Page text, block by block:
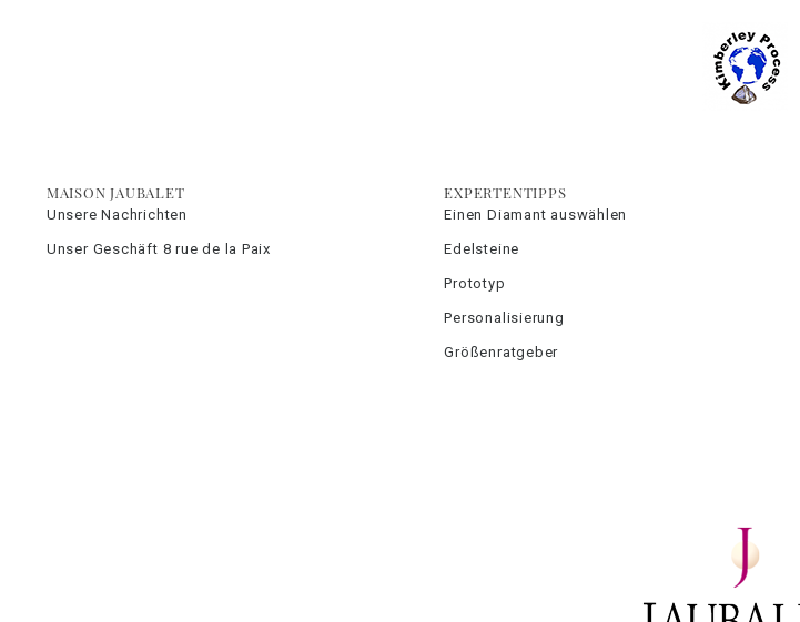
MAISON JAUBALET
Unsere Nachrichten
Unser Geschäft 8 rue de la Paix
EXPERTENTIPPS
Einen Diamant auswählen
Edelsteine
Prototyp
Personalisierung
Größenratgeber